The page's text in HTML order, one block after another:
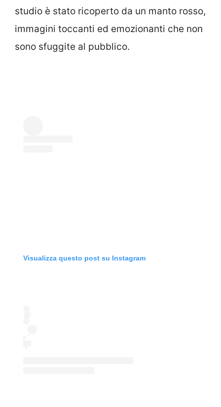
studio è stato ricoperto da un manto rosso,
immagini toccanti ed emozionanti che non
sono sfuggite al pubblico.
Visualizza questo post su Instagram